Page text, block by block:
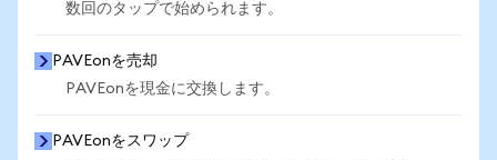
数回のタップで始められます。
PAVEonを売却
PAVEonを現金に交換します。
PAVEonをスワップ